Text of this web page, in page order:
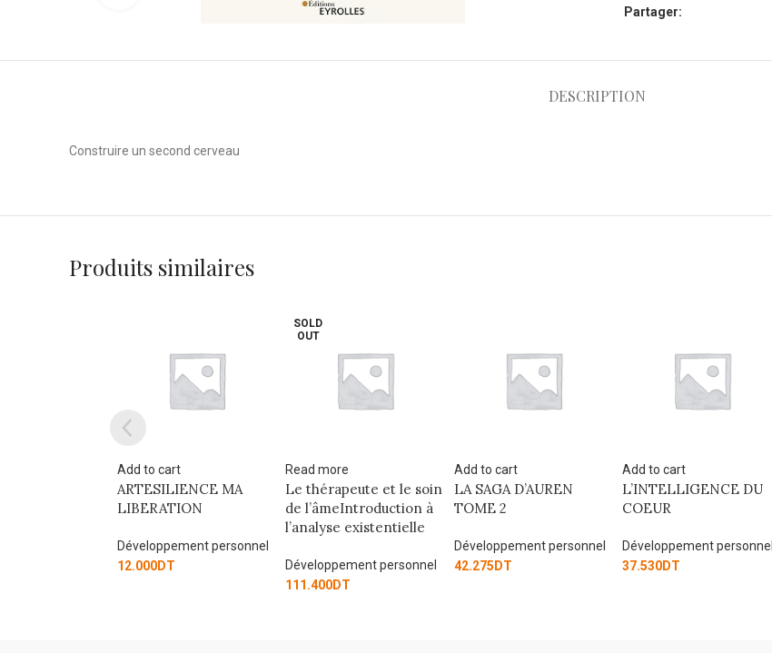
Partager:
DESCRIPTION
Construire un second cerveau
Produits similaires
Read more
Le thérapeute et le soin
de l’âmeIntroduction à
Développement personnel
Add to cart
LA SAGA D’AUREN
TOME 2
42.275DT
Add to cart
L’INTELLIGENCE DU
COEUR
Développement personnel
37.530 DT
Add to cart
Les couples heureux
leurs secrets: Les sept
Développement personnel